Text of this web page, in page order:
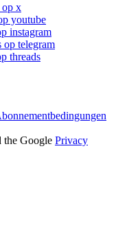
op x
youtube
instagram
op telegram
threads
the Google Privacy